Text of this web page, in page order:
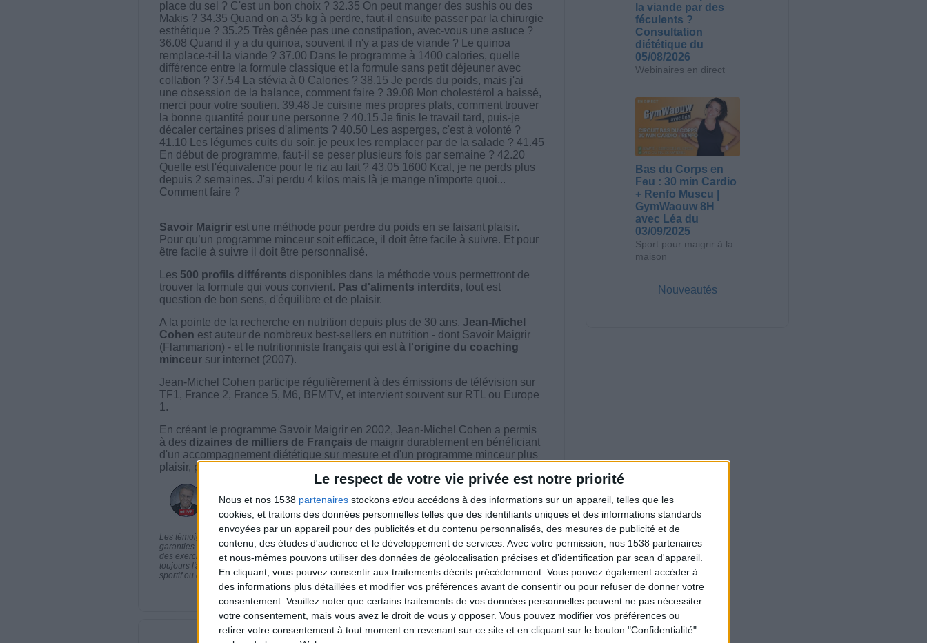
Le respect de votre vie privée est notre priorité
Nous et nos 1538 partenaires stockons et/ou accédons à des informations sur un appareil, telles que les
cookies, et traitons des données personnelles telles que des identifiants uniques et des informations standards
envoyées par un appareil pour des publicités et du contenu personnalisés, des mesures de publicité et de
contenu, des études d'audience et le développement de services. Avec votre permission, nos 1538 partenaires
et nous-mêmes pouvons utiliser des données de géolocalisation précises et d’identification par scan d'appareil.
En cliquant, vous pouvez consentir aux traitements décrits précédemment. Vous pouvez également accéder à
des informations plus détaillées et modifier vos préférences avant de consentir ou pour refuser de donner votre
consentement. Veuillez noter que certains traitements de vos données personnelles peuvent ne pas nécessiter
votre consentement, mais vous avez le droit de vous y opposer. Vous pouvez modifier vos préférences ou
retirer votre consentement à tout moment en revenant sur ce site et en cliquant sur le bouton "Confidentialité"
place du sel ? C'est un bon choix ? 32.35 On peut manger des sushis ou des
Makis ? 34.35 Quand on a 35 kg à perdre, faut-il ensuite passer par la chirurgie
esthétique ? 35.25 Très gênée pas une constipation, avec-vous une astuce ?
36.08 Quand il y a du quinoa, souvent il n'y a pas de viande ? Le quinoa
remplace-t-il la viande ? 37.00 Dans le programme à 1400 calories, quelle
différence entre la formule classique et la formule sans petit déjeuner avec
collation ? 37.54 La stévia à 0 Calories ? 38.15 Je perds du poids, mais j'ai
une obsession de la balance, comment faire ? 39.08 Mon cholestérol a baissé,
merci pour votre soutien. 39.48 Je cuisine mes propres plats, comment trouver
la bonne quantité pour une personne ? 40.15 Je finis le travail tard, puis-je
décaler certaines prises d'aliments ? 40.50 Les asperges, c'est à volonté ?
41.10 Les légumes cuits du soir, je peux les remplacer par de la salade ? 41.45
En début de programme, faut-il se peser plusieurs fois par semaine ? 42.20
Quelle est l'équivalence pour le riz au lait ? 43.05 1600 Kcal, je ne perds plus
depuis 2 semaines. J'ai perdu 4 kilos mais là je mange n'importe quoi...
Comment faire ?
Savoir Maigrirest une méthode pour perdre du poids en se faisant plaisir.
Pour qu’un programme minceur soit efficace, il doit être facile à suivre. Et pour
être facile à suivre il doit être personnalisé.
Les 500 profils différents disponibles dans la méthode vous permettront de
trouver la formule qui vous convient. Pas d'aliments interdits, tout est
question de bon sens, d'équilibre et de plaisir.
A la pointe de la recherche en nutrition depuis plus de 30 ans, Jean-Michel
Cohen est auteur de nombreux best-sellers en nutrition - dont Savoir Maigrir
(Flammarion) - et le nutritionniste français qui est à l'origine du coaching
minceursur internet (2007).
Jean-Michel Cohen participe régulièrement à des émissions de télévision sur
TF1, France 2, France 5, M6, BFMTV, et intervient souvent sur RTL ou Europe
1.
En créant le programme Savoir Maigrir en 2002, Jean-Michel Cohen a permis
à des dizaines de milliers de Français de maigrir durablement en bénéficiant
d'un accompagnement diététique sur mesure et d'un programme minceur plus
plaisir, plus efficace, plus santé et plus personnalisé.
Les témoignages présentés sont des expériences individuelles qui ne sont ni caractéristiques, ni
garanties. Comme pour tout programme de rééquilibrage alimentaire, des plans de repas contrôlés et
des exercices physiques réguliers sont nécessaires pour perdre du poids à long terme. Demandez
toujours l'avis de votre médecin traitant avant d'entreprendre un régime amincissant, un programme
sportif ou de modifier vos habitudes nutritionnelles.
la viande par des
féculents ?
Consultation
diététique du
05/08/2026
Webinaires en direct
Bas du Corps en
Feu : 30 min Cardio
+ Renfo Muscu |
GymWaouw 8H
avec Léa du
03/09/2025
Sport pour maigrir à la
maison
Nouveautés